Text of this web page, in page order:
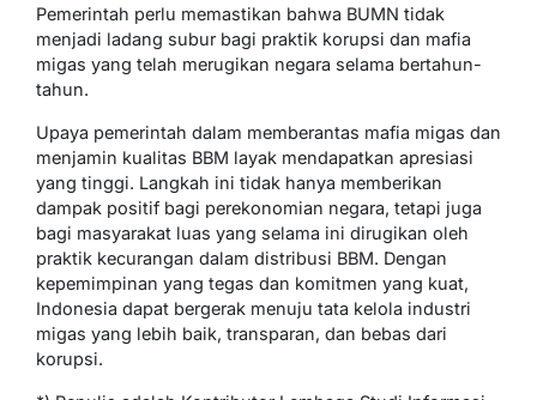
Pemerintah perlu memastikan bahwa BUMN tidak
menjadi ladang subur bagi praktik korupsi dan mafia
migas yang telah merugikan negara selama bertahun-
tahun.
Upaya pemerintah dalam memberantas mafia migas dan
menjamin kualitas BBM layak mendapatkan apresiasi
yang tinggi. Langkah ini tidak hanya memberikan
dampak positif bagi perekonomian negara, tetapi juga
bagi masyarakat luas yang selama ini dirugikan oleh
praktik kecurangan dalam distribusi BBM. Dengan
kepemimpinan yang tegas dan komitmen yang kuat,
Indonesia dapat bergerak menuju tata kelola industri
migas yang lebih baik, transparan, dan bebas dari
korupsi.